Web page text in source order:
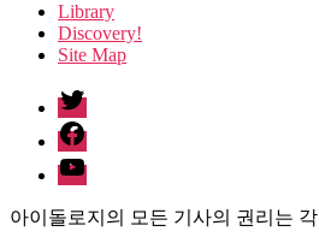
Library
Discovery!
Site Map
twitter
facebook
Youtube
아이돌로지의 모든 기사의 권리는 각